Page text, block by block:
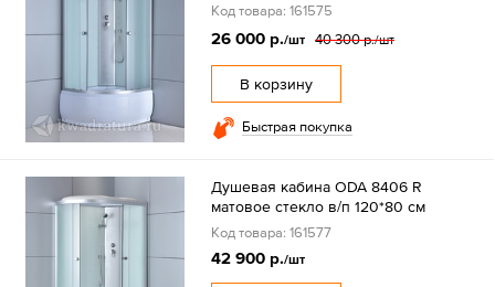
Код товара: 161575
26 000 р./шт 40 300 р./шт
В корзину
Быстрая покупка
Душевая кабина ODA 8406 R
матовое стекло в/п 120*80 см
Код товара: 161577
42 900 р./шт